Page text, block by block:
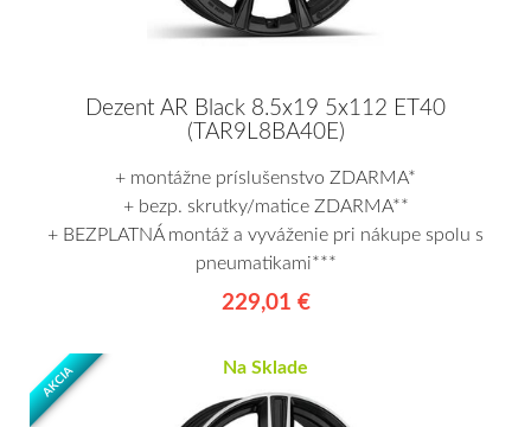
Dezent AR Black 8.5x19 5x112 ET40
(TAR9L8BA40E)
+ montážne príslušenstvo ZDARMA*
+ bezp. skrutky/matice ZDARMA**
+ BEZPLATNÁ montáž a vyváženie pri nákupe spolu s
pneumatikami***
229,01 €
AKCIA Na Sklade